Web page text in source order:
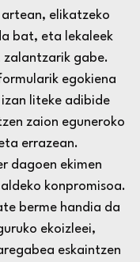
artean, elikatzeko
bat, eta lekaleek
zalantzarik gabe.
egokiena
liteke adibide
zaion eguneroko
errazean.
dagoen ekimen
konpromisoa.
berme handia da
ekoizleei,
eskaintzen